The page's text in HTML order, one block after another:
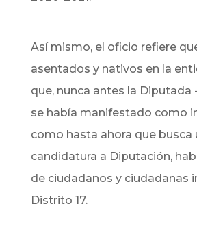
Así mismo, el oficio refiere
asentados y nativos en la
que, nunca antes la Diputada
se había manifestado como
como hasta ahora que busca
candidatura a Diputación,
de ciudadanos y ciudadanas
Distrito 17.